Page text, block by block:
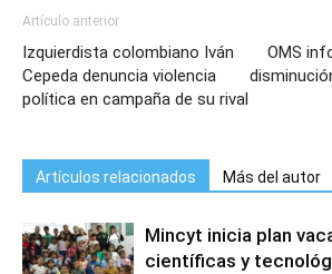
Artículo anterior
Izquierdista colombiano Iván
Cepeda denuncia violencia
política en campaña de su rival
OMS
Artículos relacionados Más del autor
Mincyt inicia plan
científicas y